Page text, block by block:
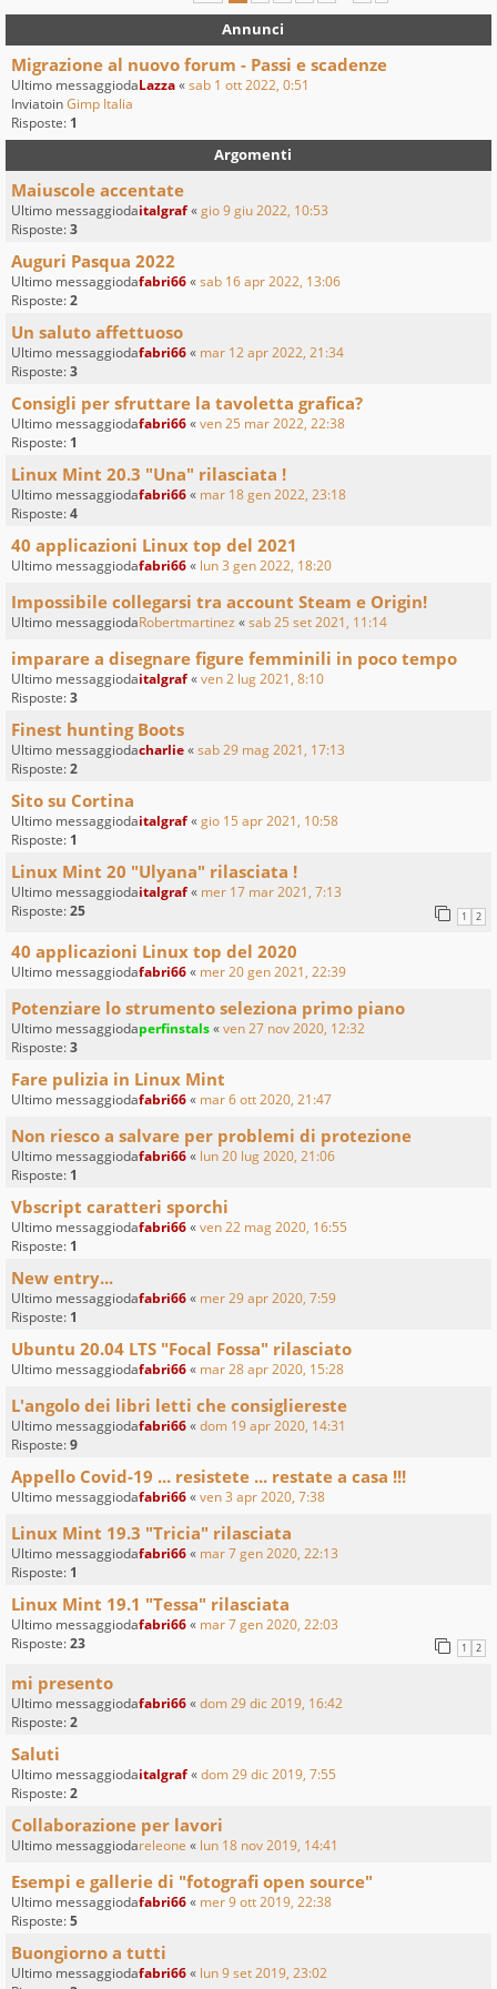
Annunci
Migrazione al nuovo forum - Passi e scadenze
Ultimo messaggiodaLazza«sab 1 ott 2022, 0:51
InviatoinGimp Italia
Risposte: 1
Argomenti
Maiuscole accentate
Ultimo messaggiodaitalgraf«gio 9 giu 2022, 10:53
Risposte:3
Auguri Pasqua 2022
Ultimo messaggiodafabri66«sab 16 apr 2022, 13:06
Risposte:2
Un saluto affettuoso
Ultimo messaggiodafabri66« mar 12 apr 2022, 21:34
Risposte:3
Consigli per sfruttare la tavoletta grafica?
Ultimo messaggiodafabri66«ven 25 mar 2022, 22:38
Risposte: 1
Linux Mint 20.3 "Una" rilasciata !
Ultimo messaggiodafabri66« mar 18 gen 2022, 23:18
Risposte:4
40 applicazioni Linux top del 2021
Ultimo messaggiodafabri66« lun 3 gen 2022, 18:20
Impossibile collegarsi tra account Steam e Origin!
Ultimo messaggiodaRobertmartinez «sab 25 set 2021, 11:14
imparare a disegnare figure femminili in poco tempo
Ultimo messaggiodaitalgraf«ven 2 lug 2021, 8:10
Risposte:3
Finest hunting Boots
Ultimo messaggiodacharlie«sab 29 mag 2021, 17:13
Risposte:2
Sito su Cortina
Ultimo messaggiodaitalgraf«gio 15 apr 2021, 10:58
Risposte: 1
Linux Mint 20 "Ulyana" rilasciata !
Ultimo messaggiodaitalgraf« mer 17 mar 2021, 7:13
Risposte:25 1 2
40 applicazioni Linux top del 2020
Ultimo messaggiodafabri66« mer 20 gen 2021, 22:39
Potenziare lo strumento seleziona primo piano
Ultimo messaggiodaperfinstals«ven 27 nov 2020, 12:32
Risposte:3
Fare pulizia in Linux Mint
Ultimo messaggiodafabri66« mar 6 ott 2020, 21:47
Non riesco a salvare per problemi di protezione
Ultimo messaggiodafabri66« lun 20 lug 2020, 21:06
Risposte: 1
Vbscript caratteri sporchi
Ultimo messaggiodafabri66«ven 22 mag 2020, 16:55
Risposte: 1
New entry...
Ultimo messaggiodafabri66« mer 29 apr 2020, 7:59
Risposte: 1
Ubuntu 20.04 LTS "Focal Fossa" rilasciato
Ultimo messaggiodafabri66« mar 28 apr 2020, 15:28
L'angolo dei libri letti che consigliereste
Ultimo messaggiodafabri66«dom 19 apr 2020, 14:31
Risposte:9
Appello Covid-19 ... resistete ... restate a casa !!!
Ultimo messaggiodafabri66«ven 3 apr 2020, 7:38
Linux Mint 19.3 "Tricia" rilasciata
Ultimo messaggiodafabri66« mar 7 gen 2020, 22:13
Risposte: 1
Linux Mint 19.1 "Tessa" rilasciata
Ultimo messaggiodafabri66« mar 7 gen 2020, 22:03
Risposte:23 1 2
mi presento
Ultimo messaggiodafabri66«dom 29 dic 2019, 16:42
Risposte:2
Saluti
Ultimo messaggiodaitalgraf«dom 29 dic 2019, 7:55
Risposte:2
Collaborazione per lavori
Ultimo messaggiodareleone « lun 18 nov 2019, 14:41
Esempi e gallerie di "fotografi open source"
Ultimo messaggiodafabri66« mer 9 ott 2019, 22:38
Risposte:5
Buongiorno a tutti
Ultimo messaggiodafabri66« lun 9 set 2019, 23:02